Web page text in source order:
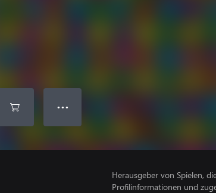
● ● ●
Herausgeber von Spielen,
Profilinformationen und